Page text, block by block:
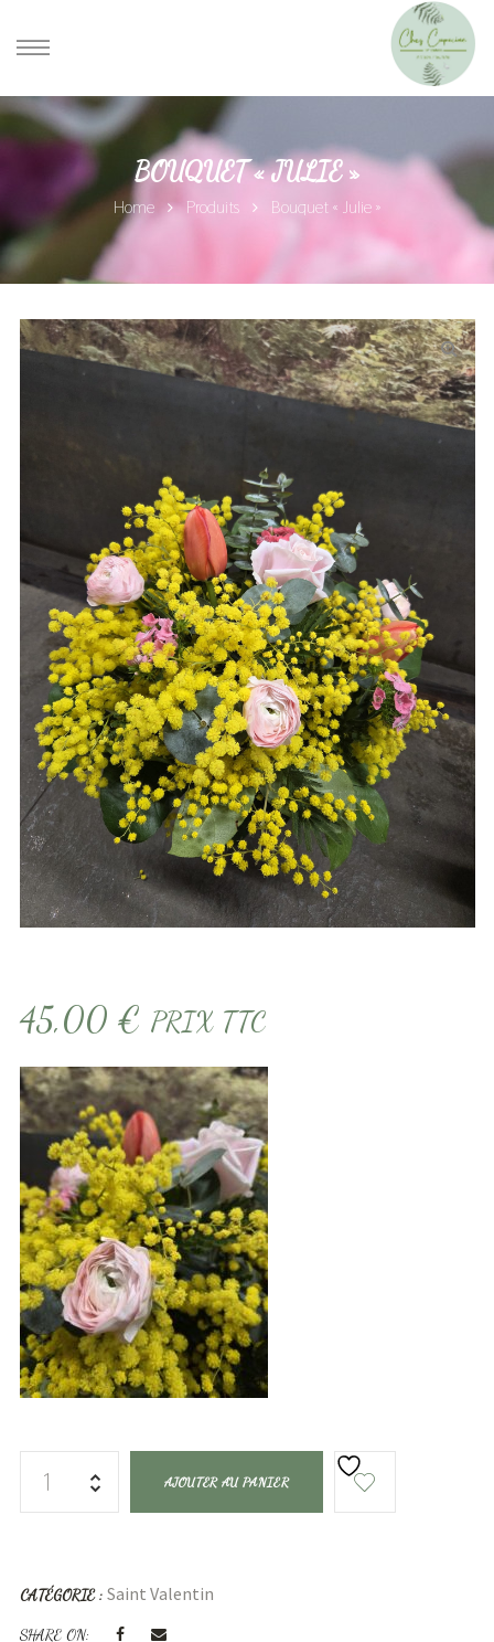
BOUQUET « JULIE »
Home Produits Bouquet « Julie »
45,00 € PRIX TTC
AJOUTER AU PANIER
CATÉGORIE : Saint Valentin
SHARE ON:
de